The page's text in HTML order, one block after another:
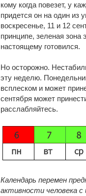
кому когда повезет, у
придется он на один из
воскресенье, 11 и 12
принципе, зеленая зона
настоящему готовился.
Но осторожно.
эту неделю.
всплеском и может
сентября может
расслабляйтесь.
Календарь перемен
активности человека